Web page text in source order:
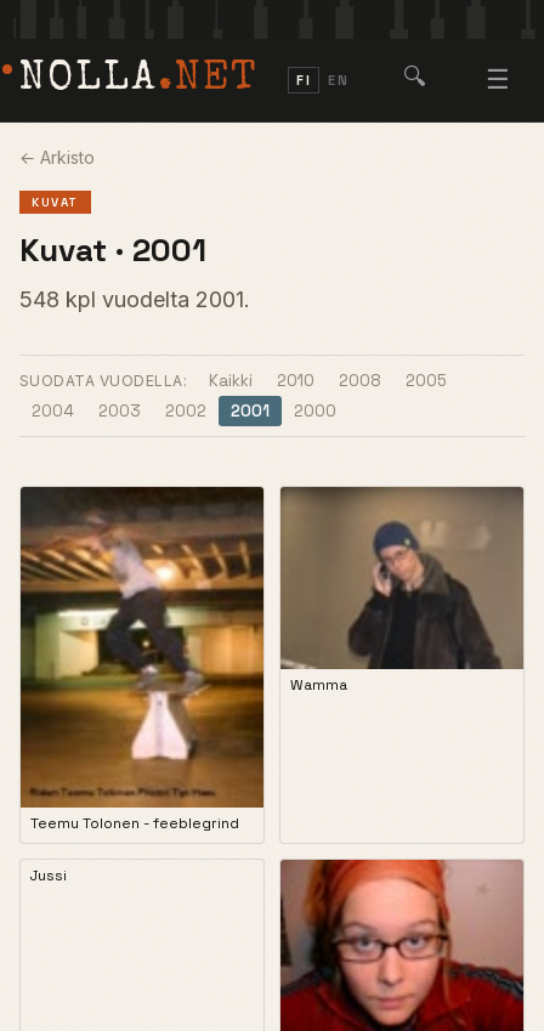
NOLLA.NET FI EN 🔍 ☰
← Arkisto
KUVAT
Kuvat · 2001
548 kpl vuodelta 2001.
SUODATA VUODELLA: Kaikki 2010 2008
2005
2004
2003 2002 2001 2000
Teemu Tolonen - feeblegrind
Wamma
Jussi